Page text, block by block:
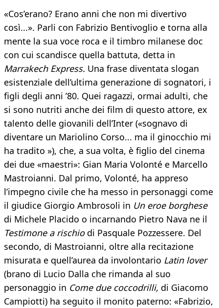
«Cos’erano? Erano anni che non mi divertivo
così...». Parli con Fabrizio Bentivoglio e torna alla
mente la sua voce roca e il timbro milanese doc
con cui scandisce quella battuta, detta in
Marrakech Express. Una frase diventata slogan
esistenziale dell’ultima generazione di sognatori, i
figli degli anni ’80. Quei ragazzi, ormai adulti, che
si sono nutriti anche dei film di questo attore, ex
talento delle giovanili dell’Inter («sognavo di
diventare un Mariolino Corso... ma il ginocchio mi
ha tradito »), che, a sua volta, è figlio del cinema
dei due «maestri»: Gian Maria Volonté e Marcello
Mastroianni. Dal primo, Volonté, ha appreso
l’impegno civile che ha messo in personaggi come
il giudice Giorgio Ambrosoli in Un eroe borghese
di Michele Placido o incarnando Pietro Nava ne il
Testimone a rischiodi Pasquale Pozzessere. Del
secondo, di Mastroianni, oltre alla recitazione
misurata e quell’aurea da involontario Latin lover
(brano di Lucio Dalla che rimanda al suo
personaggio in Come due coccodrilli, di Giacomo
Campiotti) ha seguito il monito paterno: «Fabrizio,